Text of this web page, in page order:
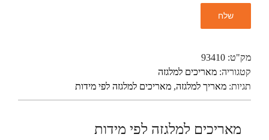
מק"ט: 93410
קטגוריה: מאריכים למלגזה
תגיות: מאריך למלגזה, מאריכים למלגזה לפי מידות
מאריכים למלגזה לפי מידות